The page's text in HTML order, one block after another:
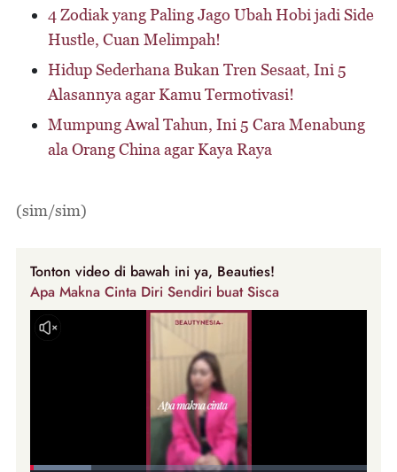
4 Zodiak yang Paling Jago Ubah Hobi jadi Side
Hustle, Cuan Melimpah!
Hidup Sederhana Bukan Tren Sesaat, Ini 5
Alasannya agar Kamu Termotivasi!
Mumpung Awal Tahun, Ini 5 Cara Menabung
ala Orang China agar Kaya Raya
(sim/sim)
Tonton video di bawah ini ya, Beauties!
Apa Makna Cinta Diri Sendiri buat Sisca